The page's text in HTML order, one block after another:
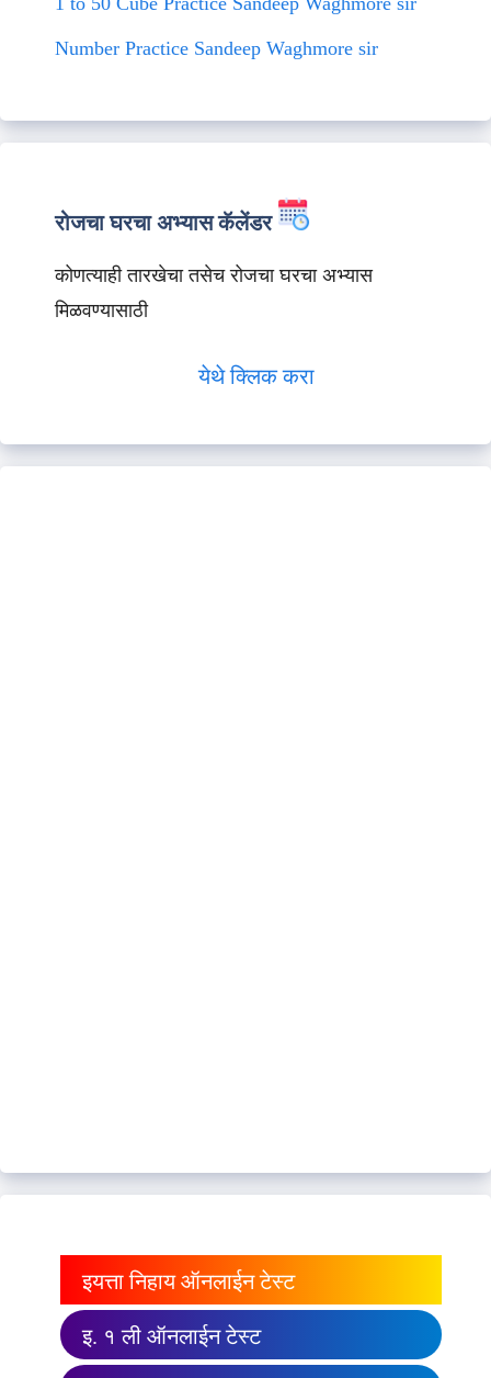
Number Practice Sandeep Waghmore sir
रोजचा घरचा अभ्यास कॅलेंडर
कोणत्याही तारखेचा तसेच रोजचा घरचा अभ्यास
मिळवण्यासाठी
येथे क्लिक करा
इयत्ता निहाय ऑनलाईन टेस्ट
इ. १ ली ऑनलाईन टेस्ट